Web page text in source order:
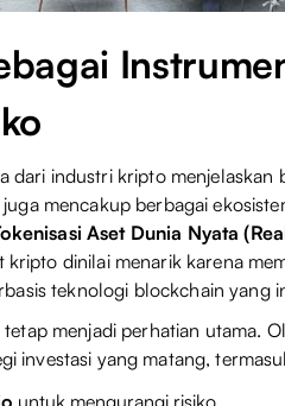
dari industri kripto menjelaskan
mencakup berbagai
Aset Dunia Nyata
kripto dinilai menarik karena
teknologi blockchain yang
menjadi perhatian utama.
investasi yang matang,
untuk mengurangi risiko,